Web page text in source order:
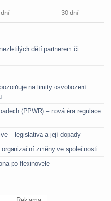
dní 30 dní
dětí partnerem či
na limity osvobození
(PPWR) – nová éra regulace
– legislativa a její dopady
změny ve společnosti
po flexinovele